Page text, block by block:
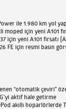
ile 1.980 km yol
için yeni A101
için yeni A101 fırsatı
FE için resmi basın
“otomatik çeviri”
aktif hale getirme
akıllı hoparlörlerde